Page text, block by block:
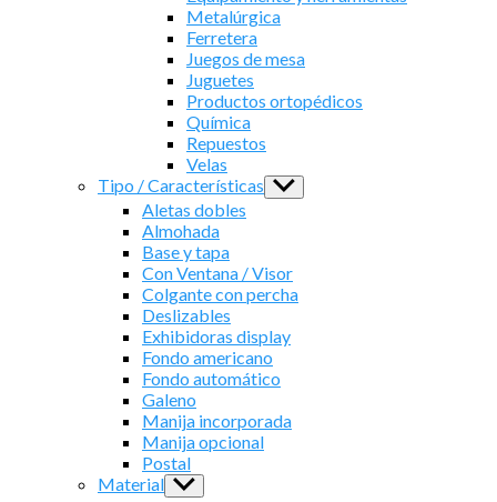
Metalúrgica
Ferretera
Juegos de mesa
Juguetes
Productos ortopédicos
Química
Repuestos
Velas
Tipo / Características Show
sub
Aletas dobles
Almohada
Base y tapa
Con Ventana / Visor
Colgante con percha
Deslizables
Exhibidoras display
Fondo americano
Fondo automático
Galeno
Manija incorporada
Manija opcional
Postal
Material Show